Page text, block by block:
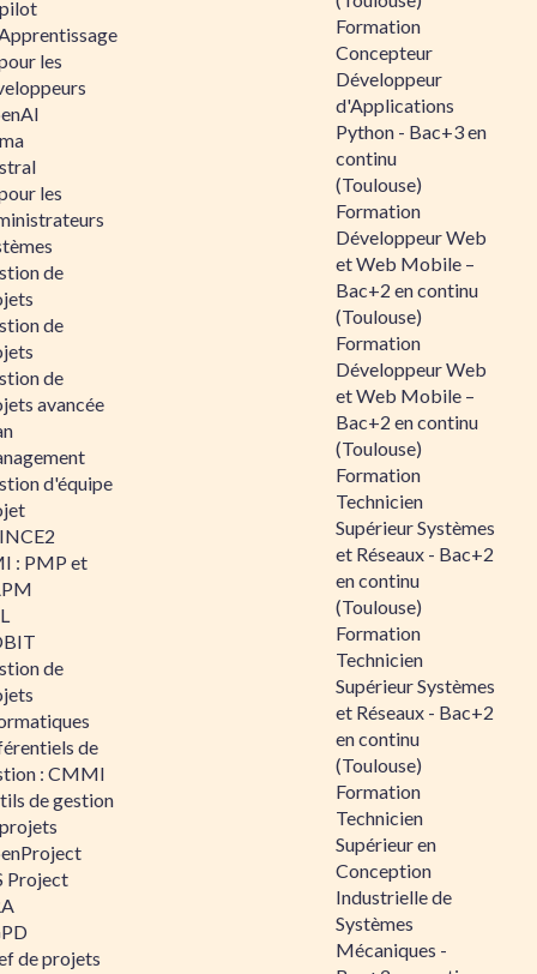
les
les
de
de
de
avancée
d'équipe
: PMP et
de
de
: CMMI
de gestion
Project
de projets
Formation
Concepteur
Développeur
d'Applications
Python - Bac+3 en
continu
(Toulouse)
Formation
Développeur Web
et Web Mobile –
Bac+2 en continu
(Toulouse)
Formation
Développeur Web
et Web Mobile –
Bac+2 en continu
(Toulouse)
Formation
Technicien
Supérieur Systèmes
et Réseaux - Bac+2
en continu
(Toulouse)
Formation
Technicien
Supérieur Systèmes
et Réseaux - Bac+2
en continu
(Toulouse)
Formation
Technicien
Supérieur en
Conception
Industrielle de
Systèmes
Mécaniques -